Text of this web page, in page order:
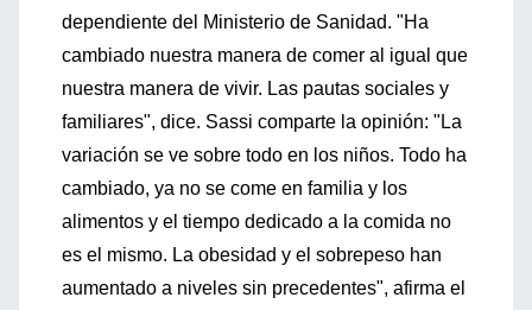
dependiente del Ministerio de Sanidad. "Ha
cambiado nuestra manera de comer al igual que
nuestra manera de vivir. Las pautas sociales y
familiares", dice. Sassi comparte la opinión: "La
variación se ve sobre todo en los niños. Todo ha
cambiado, ya no se come en familia y los
alimentos y el tiempo dedicado a la comida no
es el mismo. La obesidad y el sobrepeso han
aumentado a niveles sin precedentes", afirma el